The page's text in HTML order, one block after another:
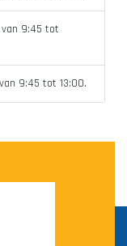
9:45 tot
9:45 tot 13:00.